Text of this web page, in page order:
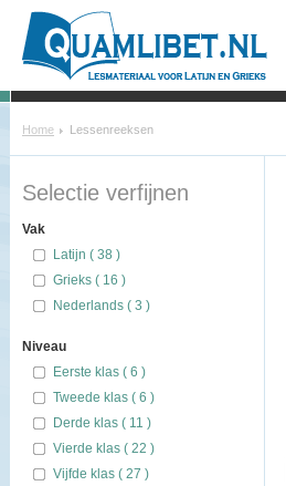
Home Lessenreeksen
Selectie verfijnen
Vak
Latijn ( 38 )
Grieks ( 16 )
Nederlands ( 3 )
Niveau
Eerste klas ( 6 )
Tweede klas ( 6 )
Derde klas ( 11 )
Vierde klas ( 22 )
Vijfde klas ( 27 )